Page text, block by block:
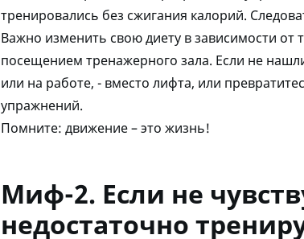
тренировались без сжигания калорий.
Важно изменить свою диету в зависимости от
посещением тренажерного зала. Если не
или на работе, - вместо лифта, или
упражнений.
Помните: движение – это жизнь!
Миф-2. Если не
недостаточно